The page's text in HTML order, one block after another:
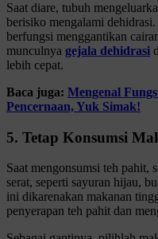
Saat diare, tubuh
berisiko mengalami
berfungsi menggantikan
munculnya gejala dehidrasi
lebih cepat.
Baca juga: Mengenal
Pencernaan, Yuk Simak!
5. Tetap Konsumsi
Saat mengonsumsi teh pahit,
serat, seperti sayuran hijau,
ini dikarenakan makanan
penyerapan teh pahit dan